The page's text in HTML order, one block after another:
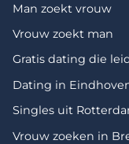
Man zoekt vrouw
Vrouw zoekt man
Gratis dating die
Dating in
Singles uit
Vrouw zoeken in